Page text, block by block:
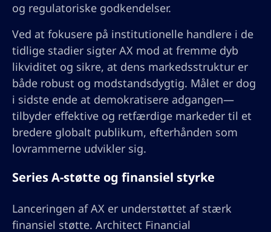
og regulatoriske godkendelser.
Ved at fokusere på institutionelle handlere i de
tidlige stadier sigter AX mod at fremme dyb
likviditet og sikre, at dens markedsstruktur er
både robust og modstandsdygtig. Målet er dog
i sidste ende at demokratisere adgangen—
tilbyder effektive og retfærdige markeder til et
bredere globalt publikum, efterhånden som
lovrammerne udvikler sig.
Series A-støtte og finansiel styrke
Lanceringen af AX er understøttet af stærk
finansiel støtte. Architect Financial